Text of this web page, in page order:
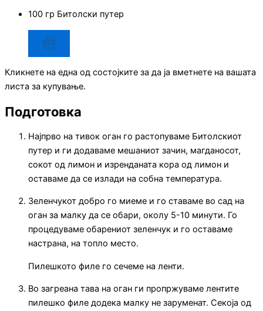
100 гр Битолски путер
Кликнете на една од состојките за да ја вметнете на вашата
листа за купување.
Подготовка
Најпрво на тивок оган го растопуваме Битолскиот
путер и ги додаваме мешаниот зачин, магданосот,
сокот од лимон и изренданата кора од лимон и
оставаме да се излади на собна температура.
Зеленчукот добро го миеме и го ставаме во сад на
оган за малку да се обари, околу 5-10 минути. Го
процедуваме обарениот зеленчук и го оставаме
настрана, на топло место.
Пилешкото филе го сечеме на ленти.
Во загреана тава на оган ги пропржуваме лентите
пилешко филе додека малку не заруменат. Секоја од